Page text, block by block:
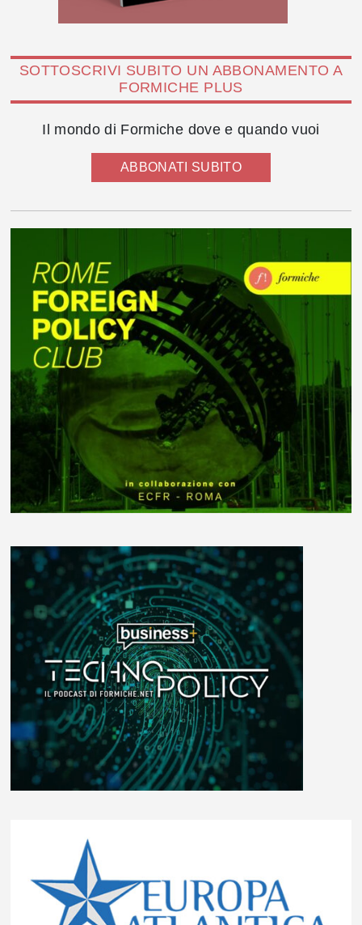
SOTTOSCRIVI SUBITO UN ABBONAMENTO A
FORMICHE PLUS
Il mondo di Formiche dove e quando vuoi
ABBONATI SUBITO